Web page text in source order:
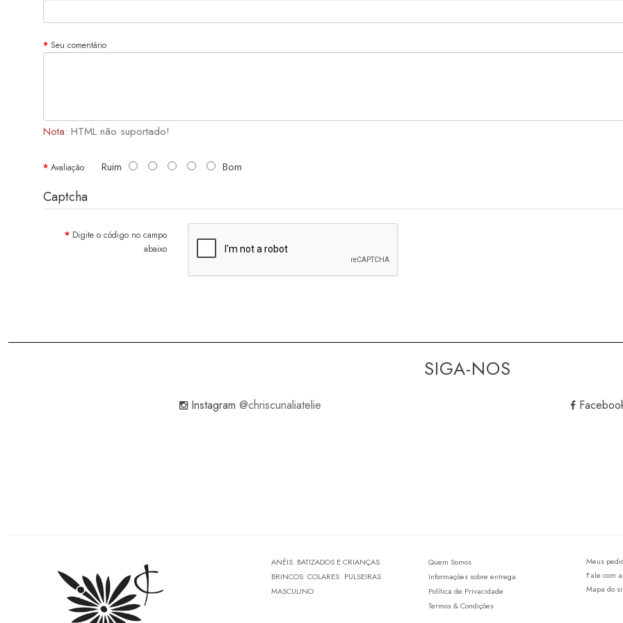
Seu comentário
Nota: HTML não suportado!
Avaliação Ruim Bom
Captcha
Digite o código no campo
abaixo
SIGA-NOS
Instagram @chriscunaliatelie
ANÉIS BATIZADOS E CRIANÇAS
BRINCOS COLARES PULSEIRAS
MASCULINO
Quem Somos
Informações sobre entrega
Política de Privacidade
Termos & Condições
Meus
Fale com
Mapa do